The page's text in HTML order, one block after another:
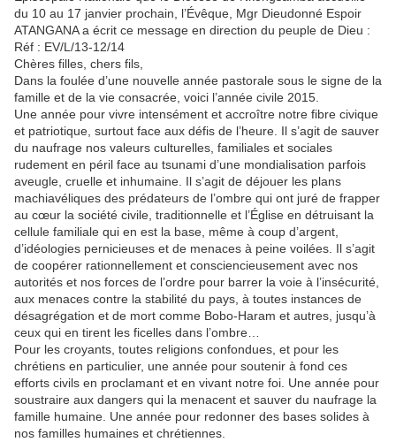
du 10 au 17 janvier prochain, l’Évêque, Mgr Dieudonné Espoir
ATANGANA a écrit ce message en direction du peuple de Dieu :
Réf : EV/L/13-12/14
Chères filles, chers fils,
Dans la foulée d’une nouvelle année pastorale sous le signe de la
famille et de la vie consacrée, voici l’année civile 2015.
Une année pour vivre intensément et accroître notre fibre civique
et patriotique, surtout face aux défis de l’heure. Il s’agit de sauver
du naufrage nos valeurs culturelles, familiales et sociales
rudement en péril face au tsunami d’une mondialisation parfois
aveugle, cruelle et inhumaine. Il s’agit de déjouer les plans
machiavéliques des prédateurs de l’ombre qui ont juré de frapper
au cœur la société civile, traditionnelle et l’Église en détruisant la
cellule familiale qui en est la base, même à coup d’argent,
d’idéologies pernicieuses et de menaces à peine voilées. Il s’agit
de coopérer rationnellement et consciencieusement avec nos
autorités et nos forces de l’ordre pour barrer la voie à l’insécurité,
aux menaces contre la stabilité du pays, à toutes instances de
désagrégation et de mort comme Bobo-Haram et autres, jusqu’à
ceux qui en tirent les ficelles dans l’ombre…
Pour les croyants, toutes religions confondues, et pour les
chrétiens en particulier, une année pour soutenir à fond ces
efforts civils en proclamant et en vivant notre foi. Une année pour
soustraire aux dangers qui la menacent et sauver du naufrage la
famille humaine. Une année pour redonner des bases solides à
nos familles humaines et chrétiennes.